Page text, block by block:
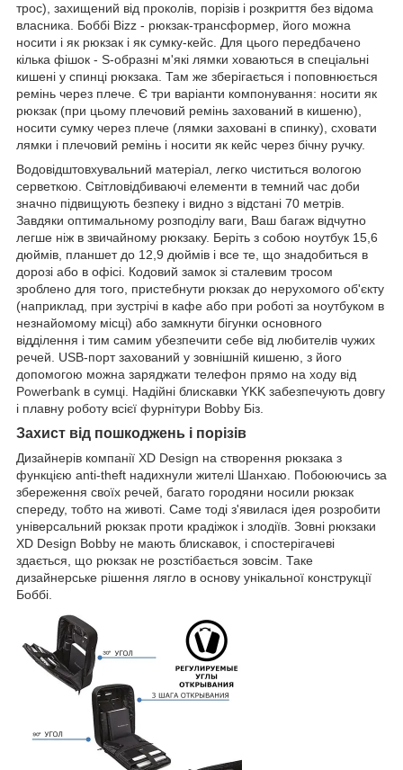
трос), захищений від проколів, порізів і розкриття без відома
власника. Боббі Bizz - рюкзак-трансформер, його можна
носити і як рюкзак і як сумку-кейс. Для цього передбачено
кілька фішок - S-образні м'які лямки ховаються в спеціальні
кишені у спинці рюкзака. Там же зберігається і поповнюється
ремінь через плече. Є три варіанти компонування: носити як
рюкзак (при цьому плечовий ремінь захований в кишеню),
носити сумку через плече (лямки заховані в спинку), сховати
лямки і плечовий ремінь і носити як кейс через бічну ручку.
Водовідштовхувальний матеріал, легко чиститься вологою
серветкою. Світловідбиваючі елементи в темний час доби
значно підвищують безпеку і видно з відстані 70 метрів.
Завдяки оптимальному розподілу ваги, Ваш багаж відчутно
легше ніж в звичайному рюкзаку. Беріть з собою ноутбук 15,6
дюймів, планшет до 12,9 дюймів і все те, що знадобиться в
дорозі або в офісі. Кодовий замок зі сталевим тросом
зроблено для того, пристебнути рюкзак до нерухомого об'єкту
(наприклад, при зустрічі в кафе або при роботі за ноутбуком в
незнайомому місці) або замкнути бігунки основного
відділення і тим самим убезпечити себе від любителів чужих
речей. USB-порт захований у зовнішній кишеню, з його
допомогою можна заряджати телефон прямо на ходу від
Powerbank в сумці. Надійні блискавки YKK забезпечують довгу
і плавну роботу всієї фурнітури Bobby Біз.
Захист від пошкоджень і порізів
Дизайнерів компанії XD Design на створення рюкзака з
функцією anti-theft надихнули жителі Шанхаю. Побоюючись за
збереження своїх речей, багато городяни носили рюкзак
спереду, тобто на животі. Саме тоді з'явилася ідея розробити
універсальний рюкзак проти крадіжок і злодіїв. Зовні рюкзаки
XD Design Bobby не мають блискавок, і спостерігачеві
здається, що рюкзак не розстібається зовсім. Таке
дизайнерське рішення лягло в основу унікальної конструкції
Боббі.